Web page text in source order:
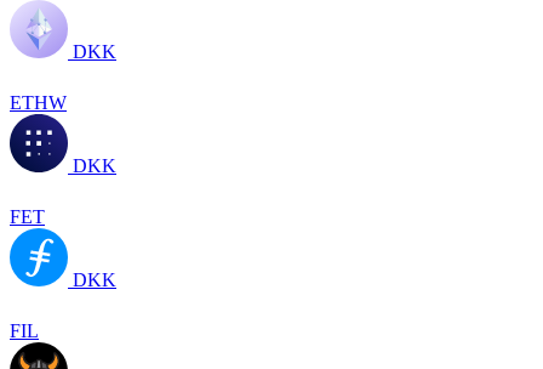
DKK
ETHW
DKK
FET
DKK
FIL